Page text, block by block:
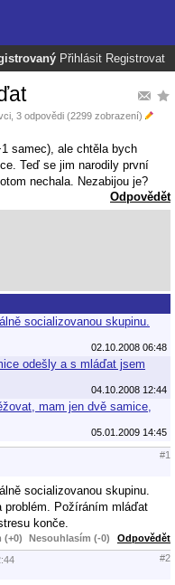
Přihlásit Registrovat
, 3 odpovědi (2299 zobrazení)
samec), ale chtěla bych
Teď se jim narodily první
nechala. Nezabijou je?
Odpovědět
socializovanou skupinu.
02.10.2008 06:48
odešly a s mláďat jsem
04.10.2008 12:44
mam jen dvě samice,
05.01.2009 14:45
#1
socializovanou skupinu.
Požíráním mláďat
konče.
(+0) Nesouhlasím (-0) Odpovědět
#2